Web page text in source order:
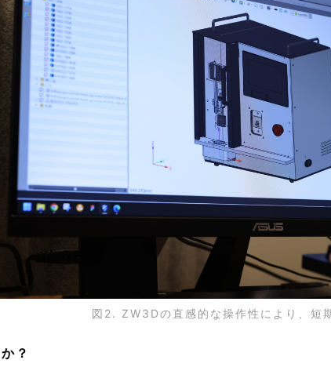
図2. ZW3Dの直感的な操作性により、短
？